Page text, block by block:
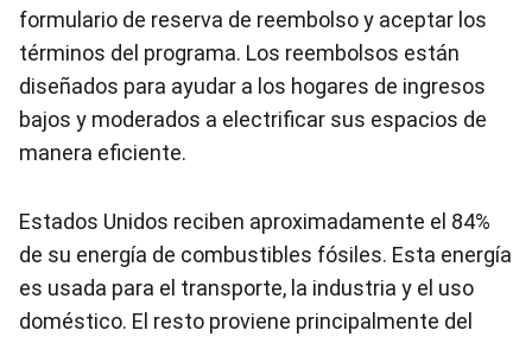
formulario de reserva de reembolso y aceptar los
términos del programa. Los reembolsos están
diseñados para ayudar a los hogares de ingresos
bajos y moderados a electrificar sus espacios de
manera eficiente.
Estados Unidos reciben aproximadamente el 84%
de su energía de combustibles fósiles. Esta energía
es usada para el transporte, la industria y el uso
doméstico. El resto proviene principalmente del